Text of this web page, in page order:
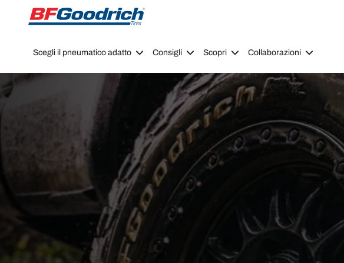
Go to page content
Go to page navigation
Scegli il pneumatico adatto Consigli Scopri Collaborazioni